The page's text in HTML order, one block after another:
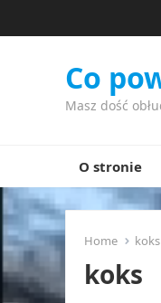
Co
Masz dość
O stronie
Home koks
koks